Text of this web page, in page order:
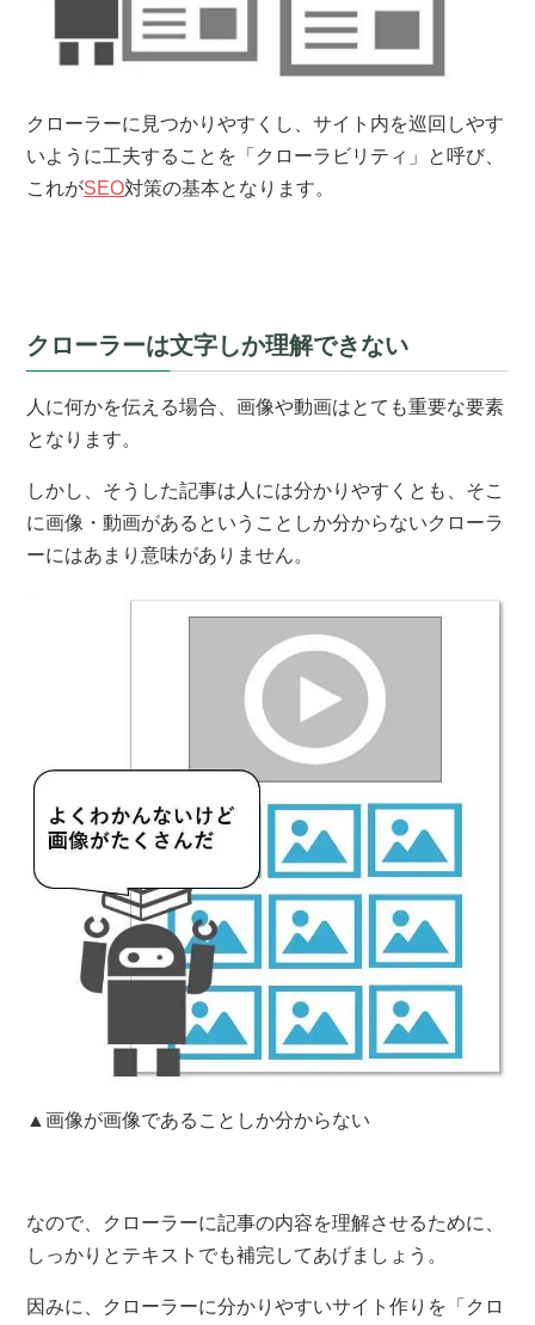
クローラーに見つかりやすくし、サイト内を巡回しやす
いように工夫することを「クローラビリティ」と呼び、
これがSEO対策の基本となります。
クローラーは文字しか理解できない
人に何かを伝える場合、画像や動画はとても重要な要素
となります。
しかし、そうした記事は人には分かりやすくとも、そこ
に画像・動画があるということしか分からないクローラ
ーにはあまり意味がありません。
▲画像が画像であることしか分からない
なので、クローラーに記事の内容を理解させるために、
しっかりとテキストでも補完してあげましょう。
因みに、クローラーに分かりやすいサイト作りを「クロ